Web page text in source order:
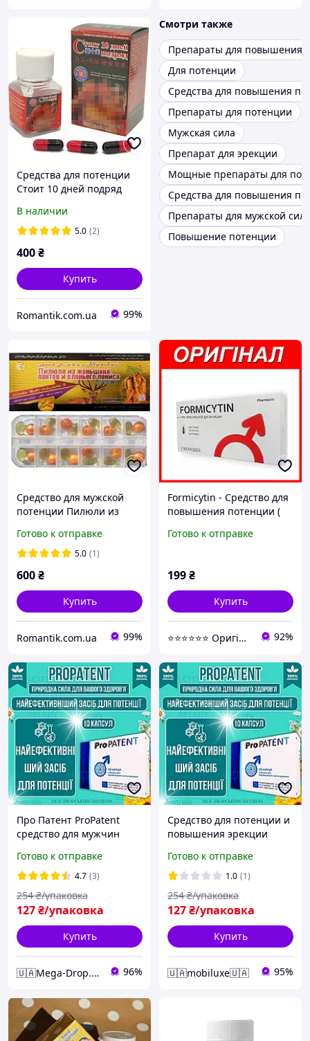
Средства для потенции
Стоит 10 дней подряд
шт
В наличии
5.0 (2)
400₴
Купить
Romantik.com.ua 99%
Смотри также
Препараты для повышения
Для потенции
Средства для повышения
Препараты для потенции
Мужская сила
Препарат для эрекции
Мощные препараты для
Средства для повышения
Препараты для мужской
Повышение потенции
Средство для мужской
потенции Пилюли из
оленьего пениса, 12+12
Готово к отправке
5.0 (1)
600₴
Купить
Romantik.com.ua 99%
Formicytin - Средство для
повышения потенции (
Форміцитин )
Готово к отправке
199₴
Купить
⭐⭐⭐⭐⭐⭐ Оригінальна продукція 92%
Про Патент ProPatent
средство для мужчин
тонус выносливость
интимный комплекс
натуральная формула
mega
Готово к отправке
4.7 (3)
127₴/упаковка
254 ₴/упаковка
Купить
🇺🇦Mega-Drop.com.ua - Максимально Комфортний 96%
Средство для потенции и
повышения эрекции
силы с экстрактами трав
и усиленной формулой
mod-D5079
Готово к отправке
1.0 (1)
127₴/упаковка
254 ₴/упаковка
Купить
🇺🇦mobiluxe🇺🇦 95%